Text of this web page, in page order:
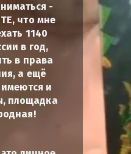
-
что мне
1140
в год,
в права
а ещё
имеются и
площадка